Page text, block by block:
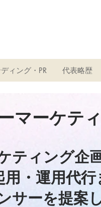
ィング・PR 代表略歴
マーケテ
ティング企
・運用代行
サーを提案